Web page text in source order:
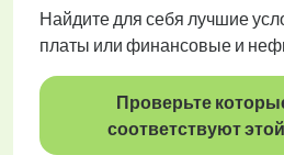
Найдите для себя лучшие
платы или финансовые и
Проверьте
соответствуют